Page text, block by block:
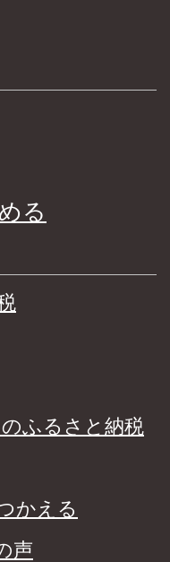
る
ふるさと納税
かえる
声